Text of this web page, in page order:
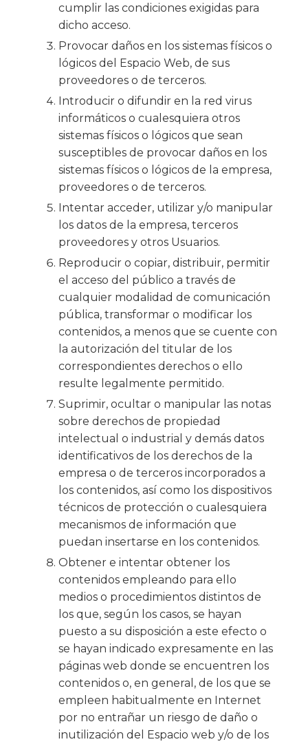
cumplir las condiciones exigidas para
dicho acceso.
Provocar daños en los sistemas físicos o
lógicos del Espacio Web, de sus
proveedores o de terceros.
Introducir o difundir en la red virus
informáticos o cualesquiera otros
sistemas físicos o lógicos que sean
susceptibles de provocar daños en los
sistemas físicos o lógicos de la empresa,
proveedores o de terceros.
Intentar acceder, utilizar y/o manipular
los datos de la empresa, terceros
proveedores y otros Usuarios.
Reproducir o copiar, distribuir, permitir
el acceso del público a través de
cualquier modalidad de comunicación
pública, transformar o modificar los
contenidos, a menos que se cuente con
la autorización del titular de los
correspondientes derechos o ello
resulte legalmente permitido.
Suprimir, ocultar o manipular las notas
sobre derechos de propiedad
intelectual o industrial y demás datos
identificativos de los derechos de la
empresa o de terceros incorporados a
los contenidos, así como los dispositivos
técnicos de protección o cualesquiera
mecanismos de información que
puedan insertarse en los contenidos.
Obtener e intentar obtener los
contenidos empleando para ello
medios o procedimientos distintos de
los que, según los casos, se hayan
puesto a su disposición a este efecto o
se hayan indicado expresamente en las
páginas web donde se encuentren los
contenidos o, en general, de los que se
empleen habitualmente en Internet
por no entrañar un riesgo de daño o
inutilización del Espacio web y/o de los